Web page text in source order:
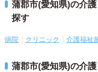
蒲郡市(愛知県)の介
探す
病院 クリニック 介護福祉
蒲郡市(愛知県)の介